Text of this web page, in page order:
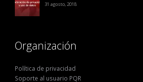
31 agosto, 2018
Organización
Política de privacidad
Soporte al usuario PQR